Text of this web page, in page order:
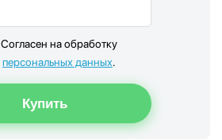
Согласен на обработку
персональных данных.